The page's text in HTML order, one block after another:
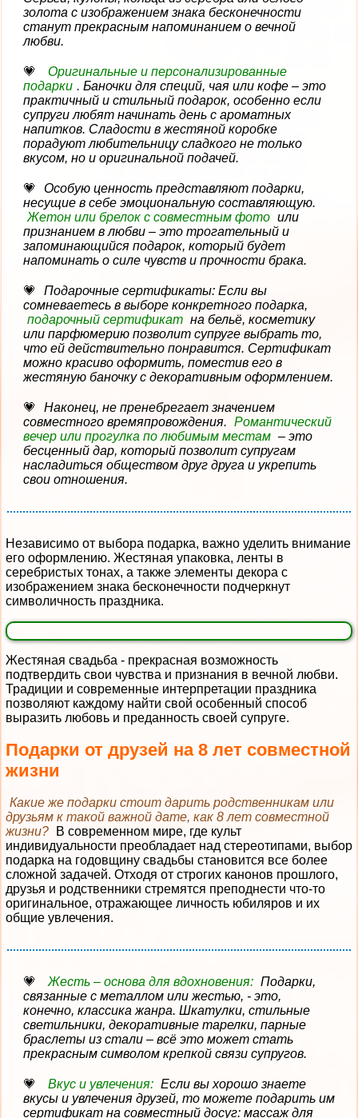
золота с изображением знака бесконечности
станут прекрасным напоминанием о вечной
любви.
Оригинальные и персонализированные
подарки . Баночки для специй, чая или кофе – это
практичный и стильный подарок, особенно если
супруги любят начинать день с ароматных
напитков. Сладости в жестяной коробке
порадуют любительницу сладкого не только
вкусом, но и оригинальной подачей.
Особую ценность представляют подарки,
несущие в себе эмоциональную составляющую.
Жетон или брелок с совместным фото или
признанием в любви – это трогательный и
запоминающийся подарок, который будет
напоминать о силе чувств и прочности брака.
Подарочные сертификаты: Если вы
сомневаетесь в выборе конкретного подарка,
подарочный сертификат на бельё, косметику
или парфюмерию позволит супруге выбрать то,
что ей действительно понравится. Сертификат
можно красиво оформить, поместив его в
жестяную баночку с декоративным оформлением.
Наконец, не пренебрегает значением
совместного времяпровождения. Романтический
вечер или прогулка по любимым местам – это
бесценный дар, который позволит супругам
насладиться обществом друг друга и укрепить
свои отношения.
Независимо от выбора подарка, важно уделить внимание
его оформлению. Жестяная упаковка, ленты в
серебристых тонах, а также элементы декора с
изображением знака бесконечности подчеркнут
символичность праздника.
Жестяная свадьба - прекрасная возможность
подтвердить свои чувства и признания в вечной любви.
Традиции и современные интерпретации праздника
позволяют каждому найти свой особенный способ
выразить любовь и преданность своей супруге.
Подарки от друзей на 8 лет совместной
жизни
Какие же подарки стоит дарить родственникам или
друзьям к такой важной дате, как 8 лет совместной
жизни?
В современном мире, где культ
индивидуальности преобладает над стереотипами, выбор
подарка на годовщину свадьбы становится все более
сложной задачей. Отходя от строгих канонов прошлого,
друзья и родственники стремятся преподнести что-то
оригинальное, отражающее личность юбиляров и их
общие увлечения.
Жесть – основа для вдохновения: Подарки,
связанные с металлом или жестью, - это,
конечно, классика жанра. Шкатулки, стильные
светильники, декоративные тарелки, парные
браслеты из стали – всё это может стать
прекрасным символом крепкой связи супругов.
Вкус и увлечения: Если вы хорошо знаете
вкусы и увлечения друзей, то можете подарить им
сертификат на совместный досуг: массаж для